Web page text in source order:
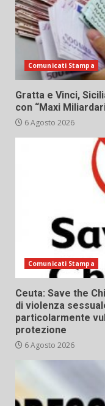
Comunicati Stampa
Gratta e Vinci,
con “Maxi
6 Agosto 2026
Comunicati Stampa
Ceuta: Save the
di violenza
particolarmente
protezione
6 Agosto 2026